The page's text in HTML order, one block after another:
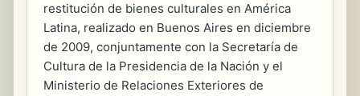
restitución de bienes culturales en América
Latina, realizado en Buenos Aires en diciembre
de 2009, conjuntamente con la Secretaría de
Cultura de la Presidencia de la Nación y el
Ministerio de Relaciones Exteriores de